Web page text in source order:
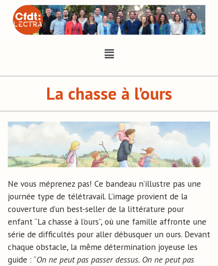
La chasse à l’ours
Ne vous méprenez pas! Ce bandeau n’illustre pas une
journée type de télétravail. L’image provient de la
couverture d’un best-seller de la littérature pour
enfant “La chasse à l’ours”, où une famille affronte une
série de difficultés pour aller débusquer un ours. Devant
chaque obstacle, la même détermination joyeuse les
guide : “On ne peut pas passer dessus. On ne peut pas